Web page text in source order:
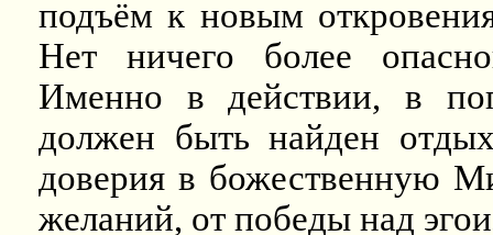
подъём к новым
Нет ничего более
Именно в действии, в
должен быть найден
доверия в божественную
желаний, от победы над